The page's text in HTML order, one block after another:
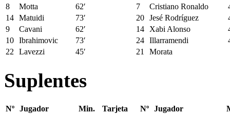
8
Motta 62′ 7 Cristiano Ronaldo
14 Matuidi 73′ 20 Jesé Rodríguez
9
Cavani 62′ 14 Xabi Alonso
10 Ibrahimovic 73′ 24 Illarramendi
22
Lavezzi 45′ 21 Morata
Suplentes
Nº Jugador Min. Tarjeta Nº Jugador